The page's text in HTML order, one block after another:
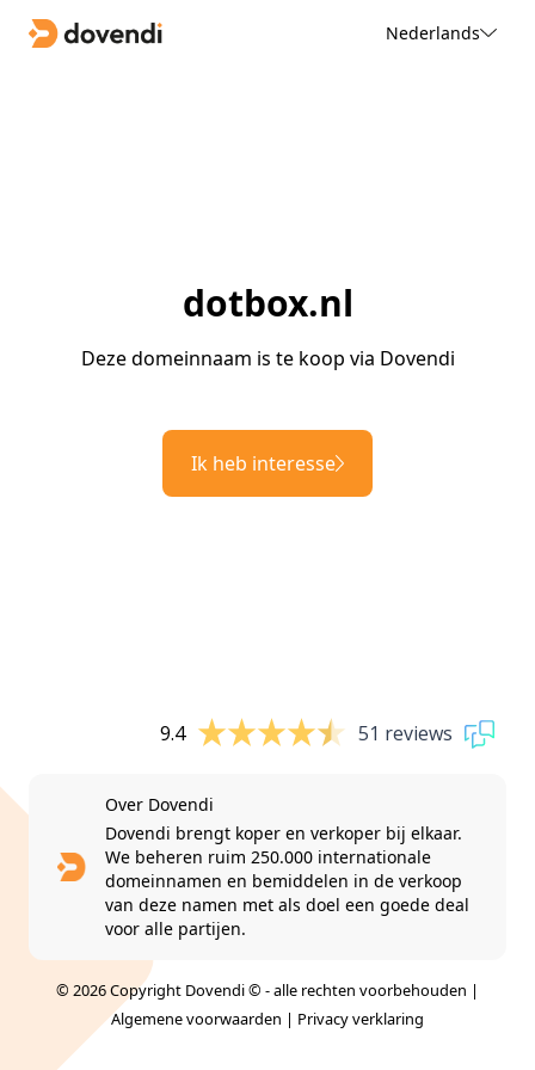
Nederlands
dotbox.nl
Deze domeinnaam is te koop via Dovendi
Ik heb interesse
9.4 51 reviews
Over Dovendi
Dovendi brengt koper en verkoper bij elkaar.
We beheren ruim 250.000 internationale
domeinnamen en bemiddelen in de verkoop
van deze namen met als doel een goede deal
voor alle partijen.
© 2026 Copyright Dovendi © - alle rechten voorbehouden |
Algemene voorwaarden | Privacy verklaring